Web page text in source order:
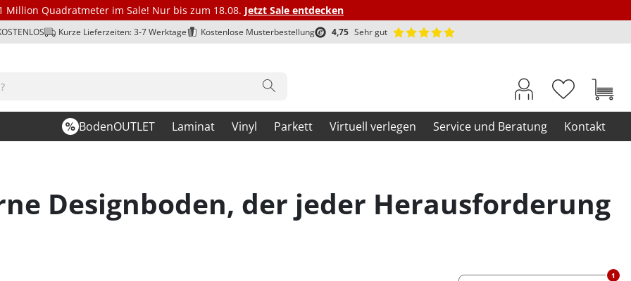
Million Quadratmeter im Sale! Nur bis zum 18.08. Jetzt Sale entdecken
Kurze Lieferzeiten: 3-7 Werktage Kostenlose Musterbestellung 4,75 Sehr gut
BodenOUTLET Laminat Vinyl Parkett Virtuell verlegen Service und Beratung Kontakt
Designboden, der jeder Herausforderung
1